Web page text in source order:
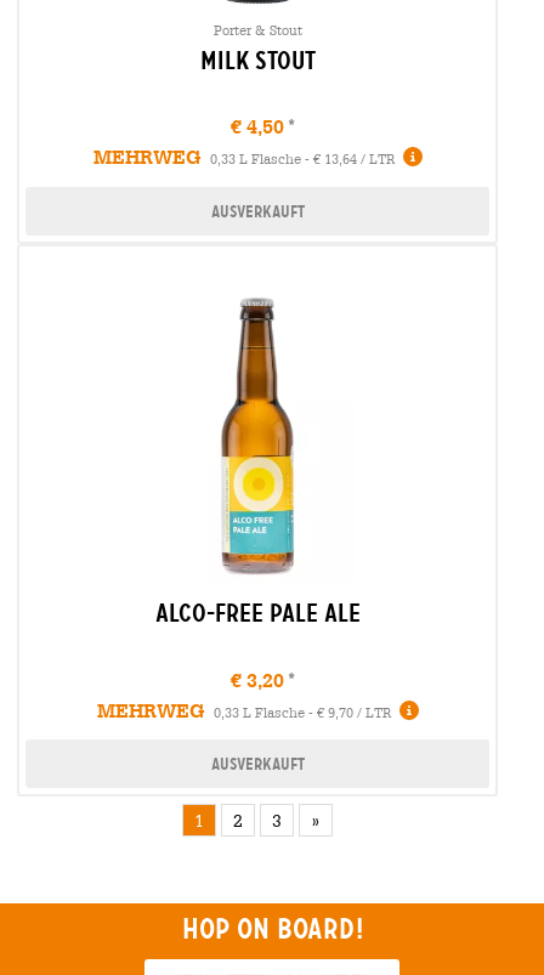
Porter & Stout
Milk Stout
€ 4,50
MEHRWEG
0,33 L Flasche - € 13,64 / LTR Infos
Ausverkauft
Alco-Free Pale Ale
€ 3,20
MEHRWEG
0,33 L Flasche - € 9,70 / LTR Infos
Ausverkauft
1 2 3 »
Hop on board!